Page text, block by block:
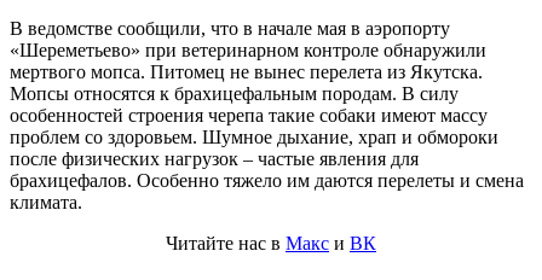
В ведомстве сообщили, что в начале мая в аэропорту
«Шереметьево» при ветеринарном контроле обнаружили
мертвого мопса. Питомец не вынес перелета из Якутска.
Мопсы относятся к брахицефальным породам. В силу
особенностей строения черепа такие собаки имеют массу
проблем со здоровьем. Шумное дыхание, храп и обмороки
после физических нагрузок – частые явления для
брахицефалов. Особенно тяжело им даются перелеты и смена
климата.
Читайте нас в Макс и ВК